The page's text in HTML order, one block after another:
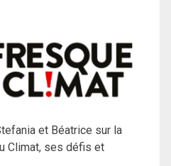
et Béatrice sur la
Climat, ses défis et